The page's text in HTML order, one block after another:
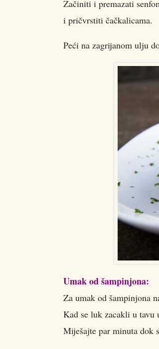
Začiniti i premazati
i pričvrstiti čačkalicama.
Peći na zagrijanom ulju
Umak od šampinjona:
Za umak od šampinjona
Kad se luk zacakli u tavu
Miješajte par minuta dok